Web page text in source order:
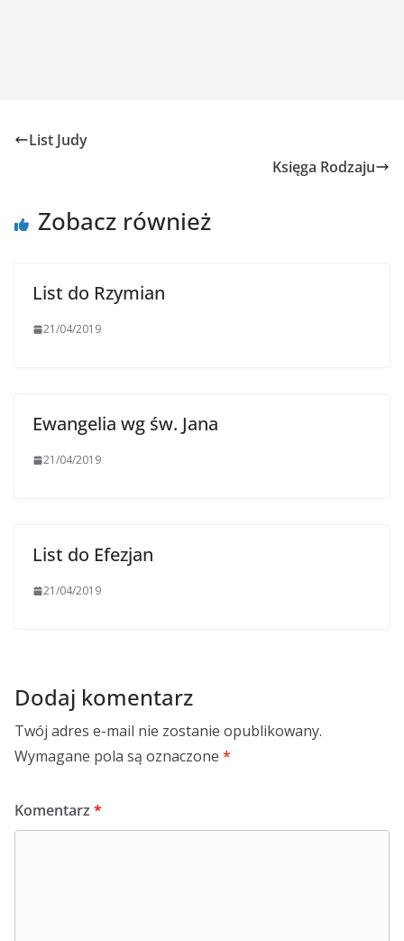
List Judy
Księga Rodzaju
Zobacz również
List do Rzymian
21/04/2019
Ewangelia wg św. Jana
21/04/2019
List do Efezjan
21/04/2019
Dodaj komentarz
Twój adres e-mail nie zostanie opublikowany.
Wymagane pola są oznaczone *
Komentarz *